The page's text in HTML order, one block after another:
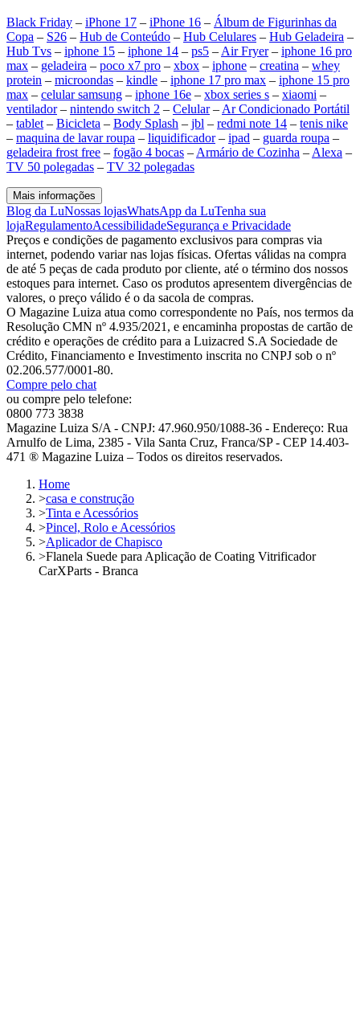
Black Friday – iPhone 17 – iPhone 16 – Álbum de Figurinhas da
Copa – S26 – Hub de Conteúdo – Hub Celulares – Hub Geladeira –
Hub Tvs – iphone 15 – iphone 14 – ps5 – Air Fryer– iphone 16 pro
max – geladeira – poco x7 pro – xbox – iphone – creatina – whey
protein – microondas – kindle – iphone 17 pro max – iphone 15 pro
max – celular samsung – iphone 16e – xbox series s – xiaomi –
ventilador– nintendo switch 2 – Celular– Ar Condicionado Portátil
– tablet – Bicicleta – Body Splash – jbl – redmi note 14 – tenis nike
– maquina de lavar roupa – liquidificador– ipad – guarda roupa –
geladeira frost free – fogão 4 bocas – Armário de Cozinha – Alexa –
TV 50 polegadas – TV 32 polegadas
Mais informações
Blog da LuNossas lojasWhatsApp da LuTenha sua
lojaRegulamentoAcessibilidadeSegurança e Privacidade
Preços e condições de pagamento exclusivos para compras via
internet, podendo variar nas lojas físicas. Ofertas válidas na compra
de até 5 peças de cada produto por cliente, até o término dos nossos
estoques para internet. Caso os produtos apresentem divergências de
valores, o preço válido é o da sacola de compras.
O Magazine Luiza atua como correspondente no País, nos termos da
Resolução CMN nº 4.935/2021, e encaminha propostas de cartão de
crédito e operações de crédito para a Luizacred S.A Sociedade de
Crédito, Financiamento e Investimento inscrita no CNPJ sob o nº
02.206.577/0001-80.
Compre pelo chat
ou compre pelo telefone:
0800 773 3838
Magazine Luiza S/A - CNPJ: 47.960.950/1088-36 - Endereço: Rua
Arnulfo de Lima, 2385 - Vila Santa Cruz, Franca/SP - CEP 14.403-
471 ® Magazine Luiza – Todos os direitos reservados.
Home
>casa e construção
>Tinta e Acessórios
>Pincel, Rolo e Acessórios
>Aplicador de Chapisco
>Flanela Suede para Aplicação de Coating Vitrificador
CarXParts - Branca